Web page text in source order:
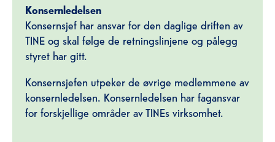
Konsernledelsen
Konsernsjef har ansvar for den daglige driften av
TINE og skal følge de retningslinjene og pålegg
styret har gitt.
Konsernsjefen utpeker de øvrige medlemmene av
konsernledelsen. Konsernledelsen har fagansvar
for forskjellige områder av TINEs virksomhet.